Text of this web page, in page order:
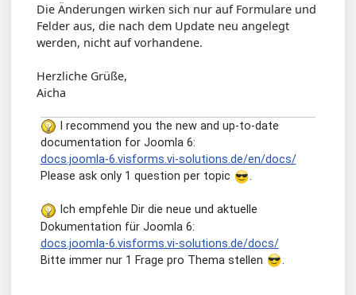
Die Änderungen wirken sich nur auf Formulare und
Felder aus, die nach dem Update neu angelegt
werden, nicht auf vorhandene.
Herzliche Grüße,
Aicha
I recommend you the new and up-to-date
documentation for Joomla 6:
docs.joomla-6.visforms.vi-solutions.de/en/docs/
Please ask only 1 question per topic
.
Ich empfehle Dir die neue und aktuelle
Dokumentation für Joomla 6:
docs.joomla-6.visforms.vi-solutions.de/docs/
Bitte immer nur 1 Frage pro Thema stellen
.